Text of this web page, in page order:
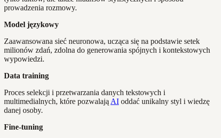
prowadzenia rozmowy.
Model językowy
Zaawansowana sieć neuronowa, ucząca się na podstawie setek
milionów zdań, zdolna do generowania spójnych i kontekstowych
wypowiedzi.
Data training
Proces selekcji i przetwarzania danych tekstowych i
multimedialnych, które pozwalają AI oddać unikalny styl i wiedzę
danej osoby.
Fine-tuning